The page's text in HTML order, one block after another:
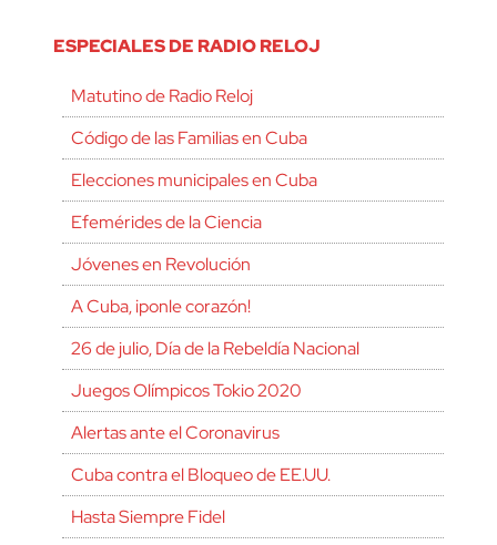
ESPECIALES DE RADIO RELOJ
Matutino de Radio Reloj
Código de las Familias en Cuba
Elecciones municipales en Cuba
Efemérides de la Ciencia
Jóvenes en Revolución
A Cuba, ¡ponle corazón!
26 de julio, Día de la Rebeldía Nacional
Juegos Olímpicos Tokio 2020
Alertas ante el Coronavirus
Cuba contra el Bloqueo de EE.UU.
Hasta Siempre Fidel